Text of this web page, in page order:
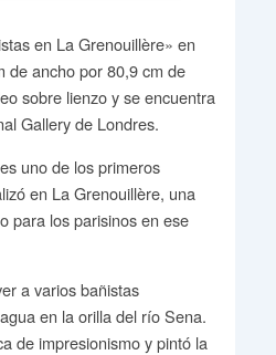
en La Grenouillère» en
de ancho por 80,9 cm de
sobre lienzo y se encuentra
Gallery de Londres.
uno de los primeros
en La Grenouillère, una
para los parisinos en ese
a varios bañistas
en la orilla del río Sena.
de impresionismo y pintó la